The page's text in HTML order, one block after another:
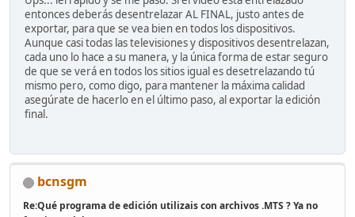
entonces deberás desentrelazar AL FINAL, justo antes de
exportar, para que se vea bien en todos los dispositivos.
Aunque casi todas las televisiones y dispositivos desentrelazan,
cada uno lo hace a su manera, y la única forma de estar seguro
de que se verá en todos los sitios igual es desetrelazando tú
mismo pero, como digo, para mantener la máxima calidad
asegúrate de hacerlo en el último paso, al exportar la edición
final.
bcnsgm
Re:Qué programa de edición utilizais con archivos .MTS ? Ya no